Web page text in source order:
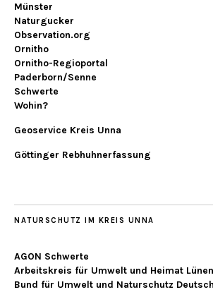
Münster
Naturgucker
Observation.org
Ornitho
Ornitho-Regioportal
Paderborn/Senne
Schwerte
Wohin?
Geoservice Kreis Unna
Göttinger Rebhuhnerfassung
NATURSCHUTZ IM KREIS UNNA
AGON Schwerte
Arbeitskreis für Umwelt und Heimat Lünen
Bund für Umwelt und Naturschutz